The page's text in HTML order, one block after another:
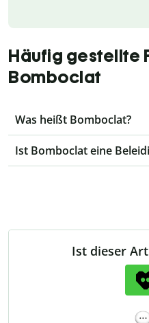
Häufig gestellte
Bomboclat
Was heißt Bomboclat?
Ist Bomboclat eine
Ist dieser